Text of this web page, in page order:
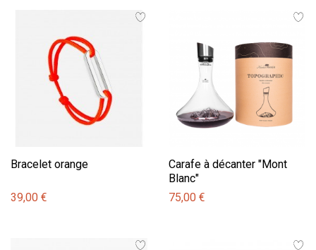
Bracelet orange
39,00 €
Carafe à décanter "Mont
Blanc"
75,00 €